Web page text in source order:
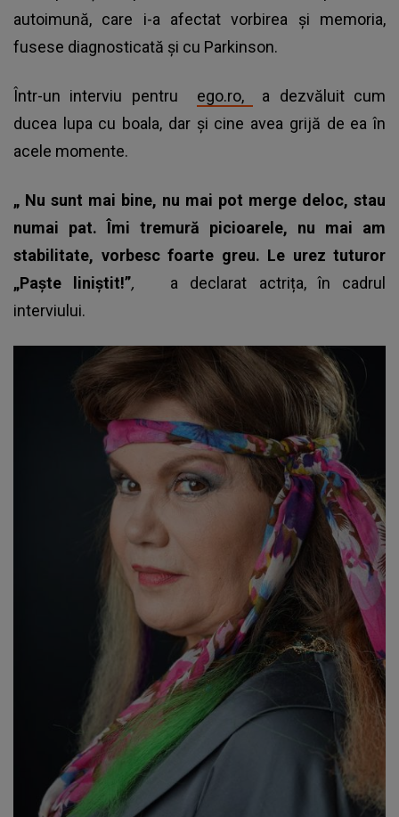
autoimună, care i-a afectat vorbirea și memoria,
fusese diagnosticată și cu Parkinson.
Într-un interviu pentru ego.ro,
a dezvăluit cum
ducea lupa cu boala, dar și cine avea grijă de ea în
acele momente.
„ Nu sunt mai bine, nu mai pot merge deloc, stau
numai pat. Îmi tremură picioarele, nu mai am
stabilitate, vorbesc foarte greu. Le urez tuturor
„Paște liniștit!”,
a declarat actrița, în cadrul
interviului.